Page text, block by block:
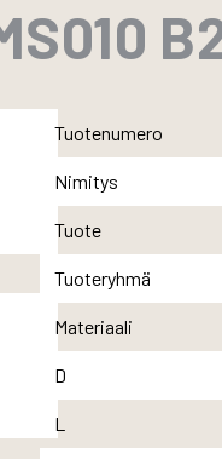
Tuotenumero
Nimitys
Tuote
Tuoteryhmä
Materiaali
D
L